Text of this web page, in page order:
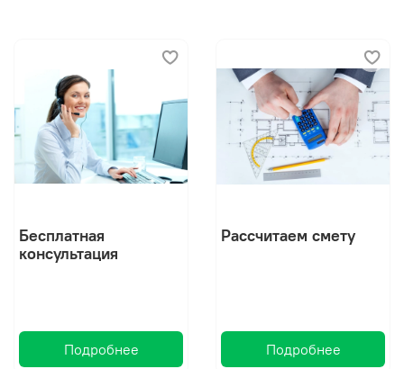
Бесплатная
консультация
Подробнее
Рассчитаем смету
Подробнее